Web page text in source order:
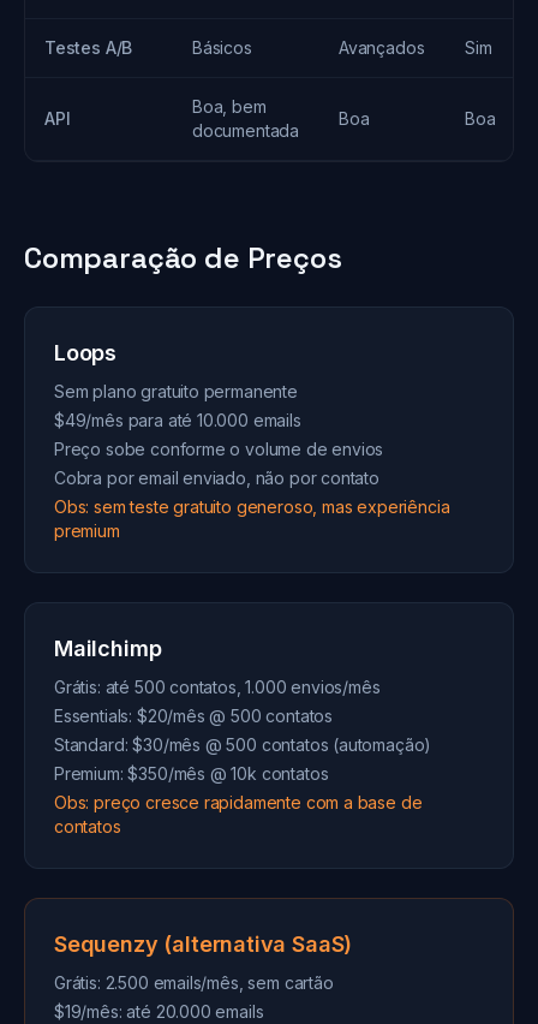
Testes A/B Básicos Avançados Sim
API
Boa, bem
documentada
Boa Boa
Comparação de Preços
Loops
Sem plano gratuito permanente
$49/mês para até 10.000 emails
Preço sobe conforme o volume de envios
Cobra por email enviado, não por contato
Obs: sem teste gratuito generoso, mas experiência
premium
Mailchimp
Grátis: até 500 contatos, 1.000 envios/mês
Essentials: $20/mês @ 500 contatos
Standard: $30/mês @ 500 contatos (automação)
Premium: $350/mês @ 10k contatos
Obs: preço cresce rapidamente com a base de
contatos
Sequenzy (alternativa SaaS)
Grátis: 2.500 emails/mês, sem cartão
$19/mês: até 20.000 emails